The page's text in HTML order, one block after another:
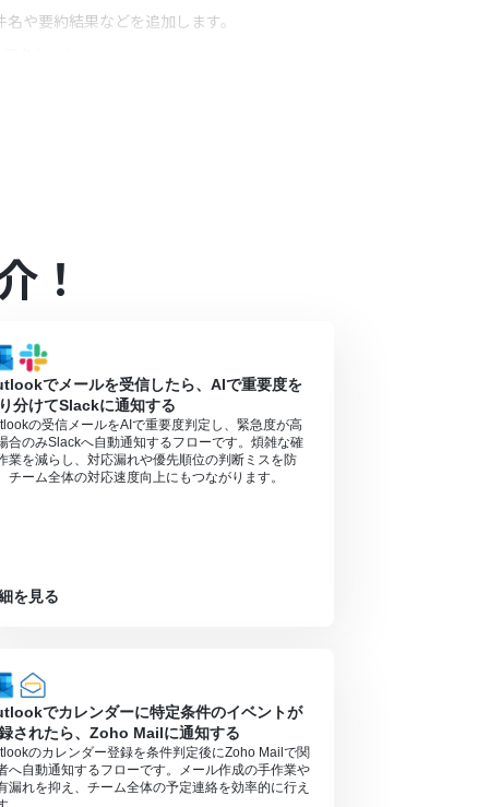
や要約結果などを追加します。
！
でメールを受信したら、AIで重要度を
分けてSlackに通知する
の受信メールをAIで重要度判定し、緊急度が高
合のみSlackへ自動通知するフローです。煩雑な確
業を減らし、対応漏れや優先順位の判断ミスを防
チーム全体の対応速度向上にもつながります。
を見る
でカレンダーに特定条件のイベントが
されたら、Zoho Mailに通知する
のカレンダー登録を条件判定後にZoho Mailで関
へ自動通知するフローです。メール作成の手作業や
漏れを抑え、チーム全体の予定連絡を効率的に行え